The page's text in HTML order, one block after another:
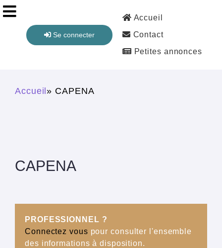
Aller au contenu principal
Se connecter
Accueil
Contact
Petites annonces
Vous êtes ici
Accueil» CAPENA
CAPENA
PROFESSIONNEL ?
Connectez vous pour consulter l'ensemble
des informations à disposition.